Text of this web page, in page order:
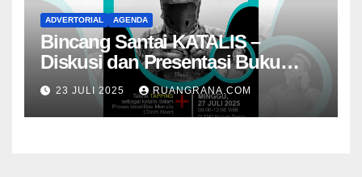
ADVERTORIAL AGENDA
Bincang Santai KATALIS –
Diskusi dan Presentasi Buku
Foto Nambangan
23 JULI 2025 RUANGRANA.COM